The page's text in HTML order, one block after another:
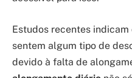
Estudos recentes indicam
sentem algum tipo de
devido à falta de